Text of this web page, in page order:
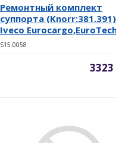
Ремонтный комплект
суппорта (Knorr:381.391)
Iveco
S15.0058